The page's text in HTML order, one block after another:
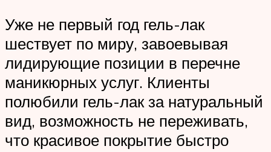
Уже не первый год гель-лак
шествует по миру, завоевывая
лидирующие позиции в перечне
маникюрных услуг. Клиенты
полюбили гель-лак за натуральный
вид, возможность не переживать,
что красивое покрытие быстро